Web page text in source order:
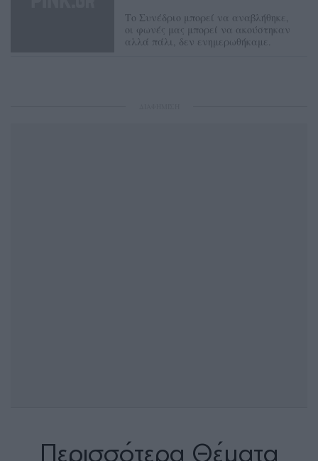
Το Συνέδριο μπορεί να αναβλήθηκε,
οι φωνές μας μπορεί να ακούστηκαν
αλλά πάλι, δεν ενημερωθήκαμε.
Περισσότερα Θέματα